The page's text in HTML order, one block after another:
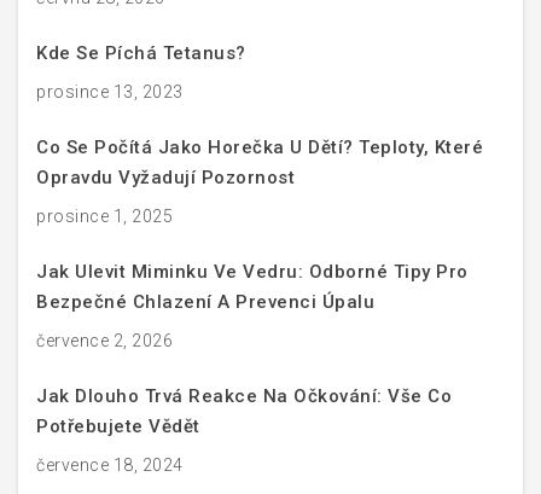
Kde Se Píchá Tetanus?
prosince 13, 2023
Co Se Počítá Jako Horečka U Dětí? Teploty, Které
Opravdu Vyžadují Pozornost
prosince 1, 2025
Jak Ulevit Miminku Ve Vedru: Odborné Tipy Pro
Bezpečné Chlazení A Prevenci Úpalu
července 2, 2026
Jak Dlouho Trvá Reakce Na Očkování: Vše Co
Potřebujete Vědět
července 18, 2024